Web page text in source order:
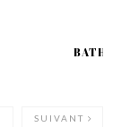
BATH &
SUIVANT